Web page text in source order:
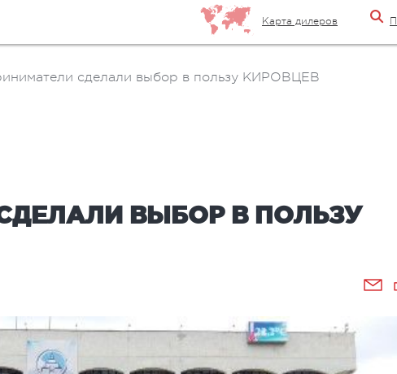
Карта дилеров
сделали выбор в пользу КИРОВЦЕВ
ВЫБОР В ПОЛЬЗУ